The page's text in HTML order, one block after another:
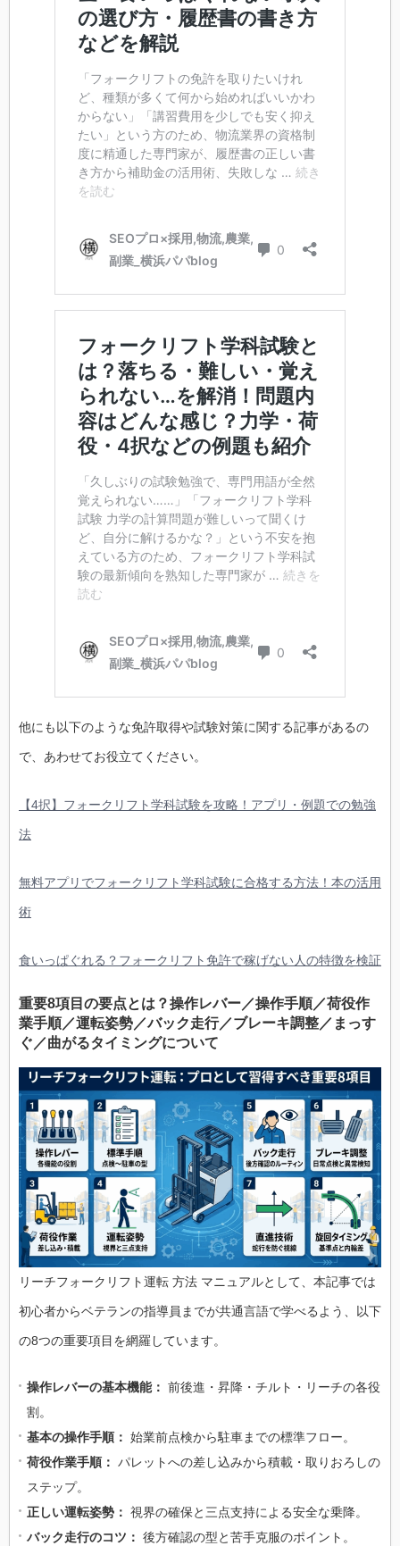
他にも以下のような免許取得や試験対策に関する記事があるの
で、あわせてお役立てください。
【4択】フォークリフト学科試験を攻略！アプリ・例題での勉強
法
無料アプリでフォークリフト学科試験に合格する方法！本の活用
術
食いっぱぐれる？フォークリフト免許で稼げない人の特徴を検証
重要8項目の要点とは？操作レバー／操作手順／荷役作
業手順／運転姿勢／バック走行／ブレーキ調整／まっす
ぐ／曲がるタイミングについて
リーチフォークリフト運転 方法 マニュアルとして、本記事では
初心者からベテランの指導員までが共通言語で学べるよう、以下
の8つの重要項目を網羅しています。
操作レバーの基本機能： 前後進・昇降・チルト・リーチの各役
割。
基本の操作手順： 始業前点検から駐車までの標準フロー。
荷役作業手順： パレットへの差し込みから積載・取りおろしの
ステップ。
正しい運転姿勢： 視界の確保と三点支持による安全な乗降。
バック走行のコツ： 後方確認の型と苦手克服のポイント。